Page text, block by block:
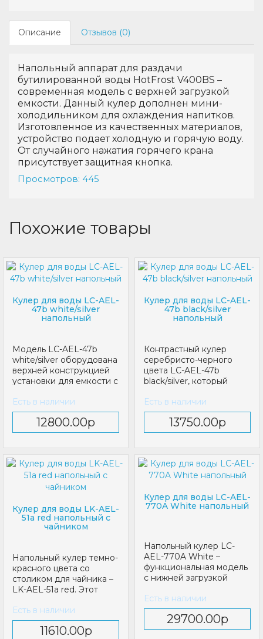
Описание Отзывов (0)
Напольный аппарат для раздачи
бутилированной воды HotFrost V400BS –
современная модель с верхней загрузкой
емкости. Данный кулер дополнен мини-
холодильником для охлаждения напитков.
Изготовленное из качественных материалов,
устройство подает холодную и горячую воду.
От случайного нажатия горячего крана
присутствует защитная кнопка.
Просмотров: 445
Похожие товары
Кулер для воды LС-AEL-
47b white/silver
напольный
Модель LC-AEL-47b
white/silver оборудована
верхней конструкцией
установки для емкости с
Есть в наличии
12800.00р
Кулер для воды LС-AEL-
47b black/silver
напольный
Контрастный кулер
серебристо-черного
цвета LC-AEL-47b
black/silver, который
современн..
Есть в наличии
13750.00р
Кулер для воды LK-AEL-
51a red напольный с
чайником
Напольный кулер темно-
красного цвета со
столиком для чайника –
LK-AEL-51a red. Этот
Есть в наличии
11610.00р
Кулер для воды LC-AEL-
770A White напольный
Напольный кулер LC-
AEL-770A White –
функциональная модель
с нижней загрузкой
сен..
Есть в наличии
29700.00р